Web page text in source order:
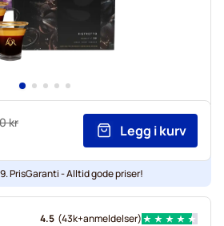
pris
kr Legg i kurv
PrisGaranti - Alltid gode priser!
4.5 (43k+anmeldelser)